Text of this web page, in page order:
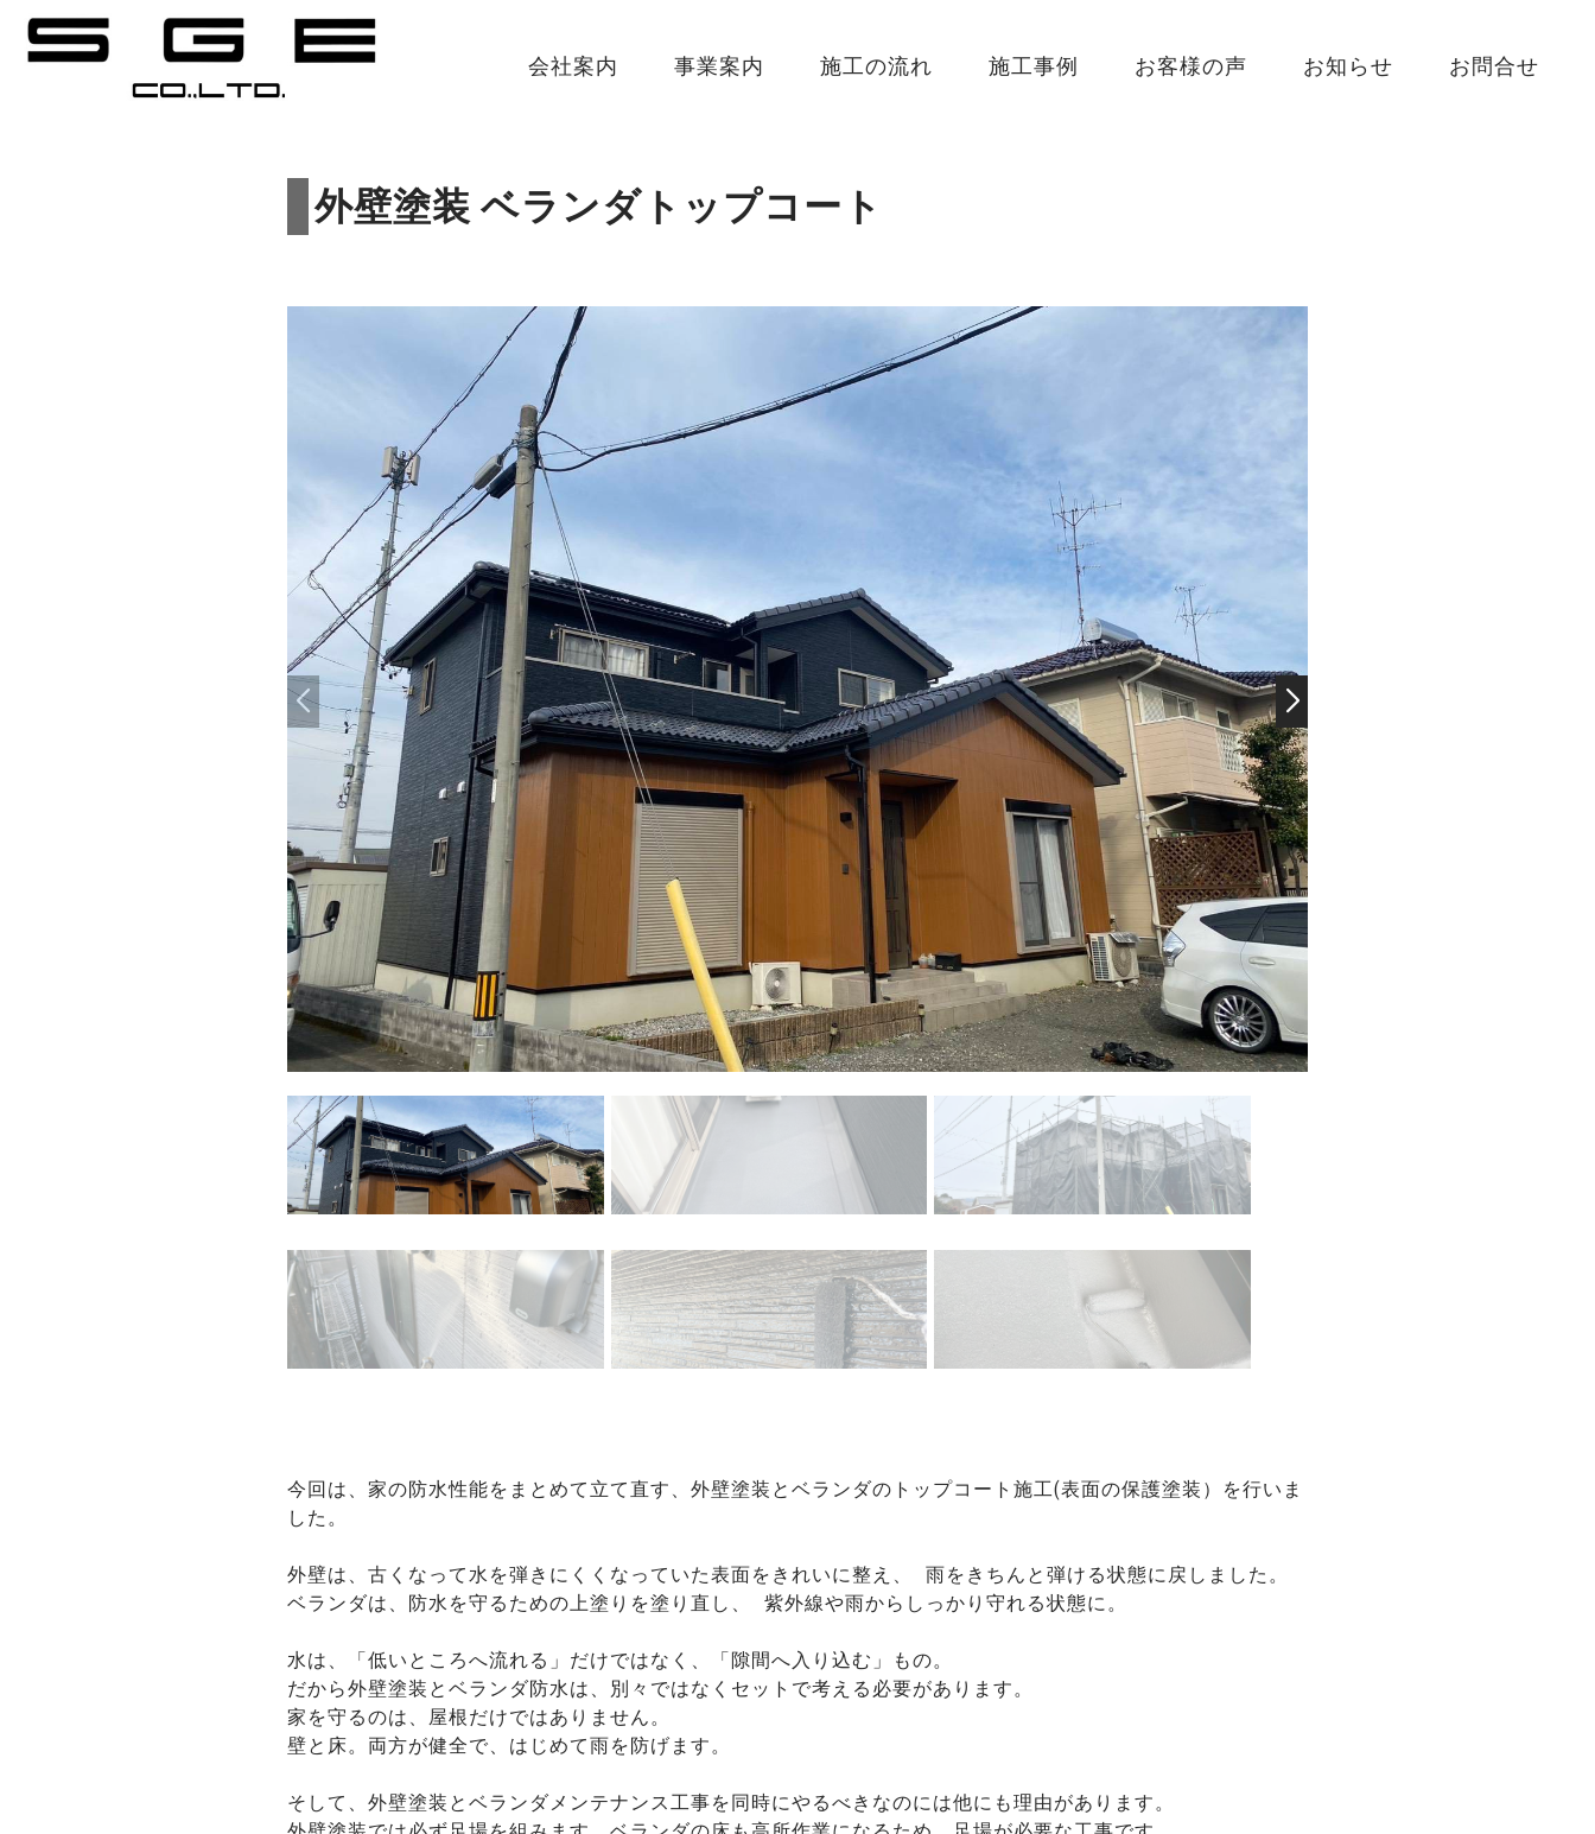
会社案内 事業案内 施工の流れ 施工事例 お客様の声 お知らせ お問合せ
外壁塗装 ベランダトップコート
今回は、家の防水性能をまとめて立て直す、外壁塗装とベランダのトップコート施工(表面の保護塗装）を行いま
した。
外壁は、古くなって水を弾きにくくなっていた表面をきれいに整え、 雨をきちんと弾ける状態に戻しました。
ベランダは、防水を守るための上塗りを塗り直し、 紫外線や雨からしっかり守れる状態に。
水は、「低いところへ流れる」だけではなく、「隙間へ入り込む」もの。
だから外壁塗装とベランダ防水は、別々ではなくセットで考える必要があります。
家を守るのは、屋根だけではありません。
壁と床。両方が健全で、はじめて雨を防げます。
そして、外壁塗装とベランダメンテナンス工事を同時にやるべきなのには他にも理由があります。